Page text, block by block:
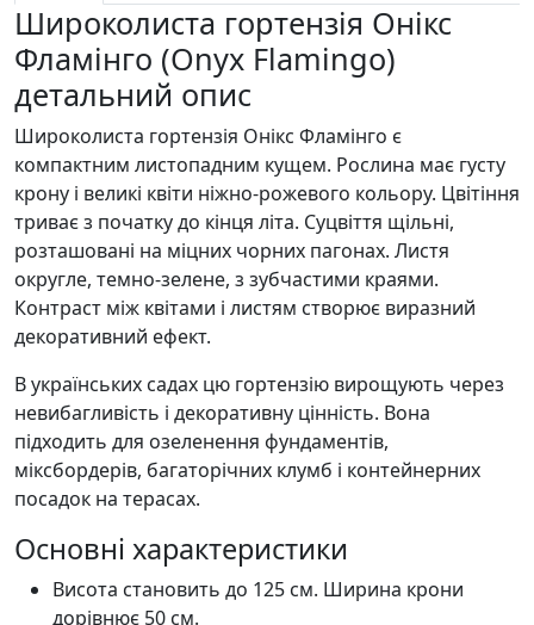
Широколиста гортензія Онікс
Фламінго (Onyx Flamingo)
детальний опис
Широколиста гортензія Онікс Фламінго є
компактним листопадним кущем. Рослина має густу
крону і великі квіти ніжно-рожевого кольору. Цвітіння
триває з початку до кінця літа. Суцвіття щільні,
розташовані на міцних чорних пагонах. Листя
округле, темно-зелене, з зубчастими краями.
Контраст між квітами і листям створює виразний
декоративний ефект.
В українських садах цю гортензію вирощують через
невибагливість і декоративну цінність. Вона
підходить для озеленення фундаментів,
міксбордерів, багаторічних клумб і контейнерних
посадок на терасах.
Основні характеристики
Висота становить до 125 см. Ширина крони
дорівнює 50 см.